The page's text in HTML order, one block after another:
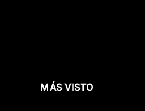
MÁS VISTO